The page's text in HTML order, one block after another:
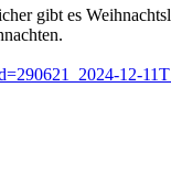
gibt es
12-